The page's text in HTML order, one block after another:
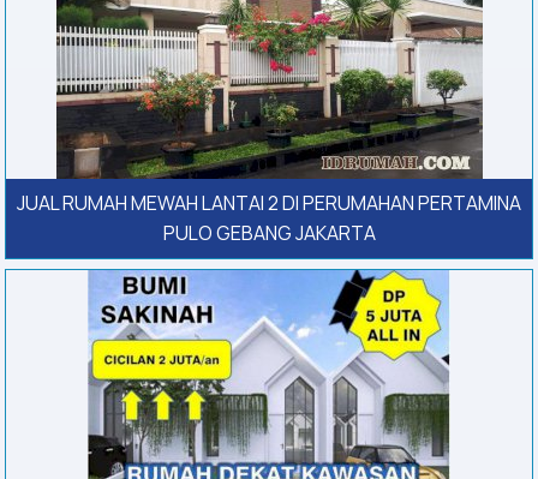
JUAL RUMAH MEWAH LANTAI 2 DI PERUMAHAN PERTAMINA
PULO GEBANG JAKARTA